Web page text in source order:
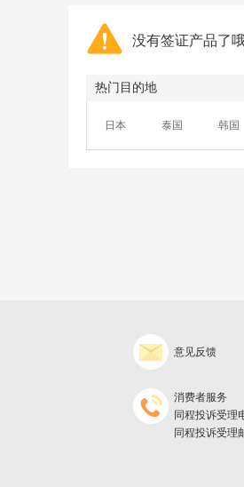
没有签证产品了
热门目的地
日本 泰国 韩国
意见反馈
消费者服务
同程投诉受理
同程投诉受理